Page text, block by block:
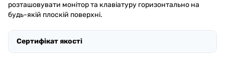
розташовувати монітор та клавіатуру горизонтально на
будь-якій плоскій поверхні.
Сертифікат якості